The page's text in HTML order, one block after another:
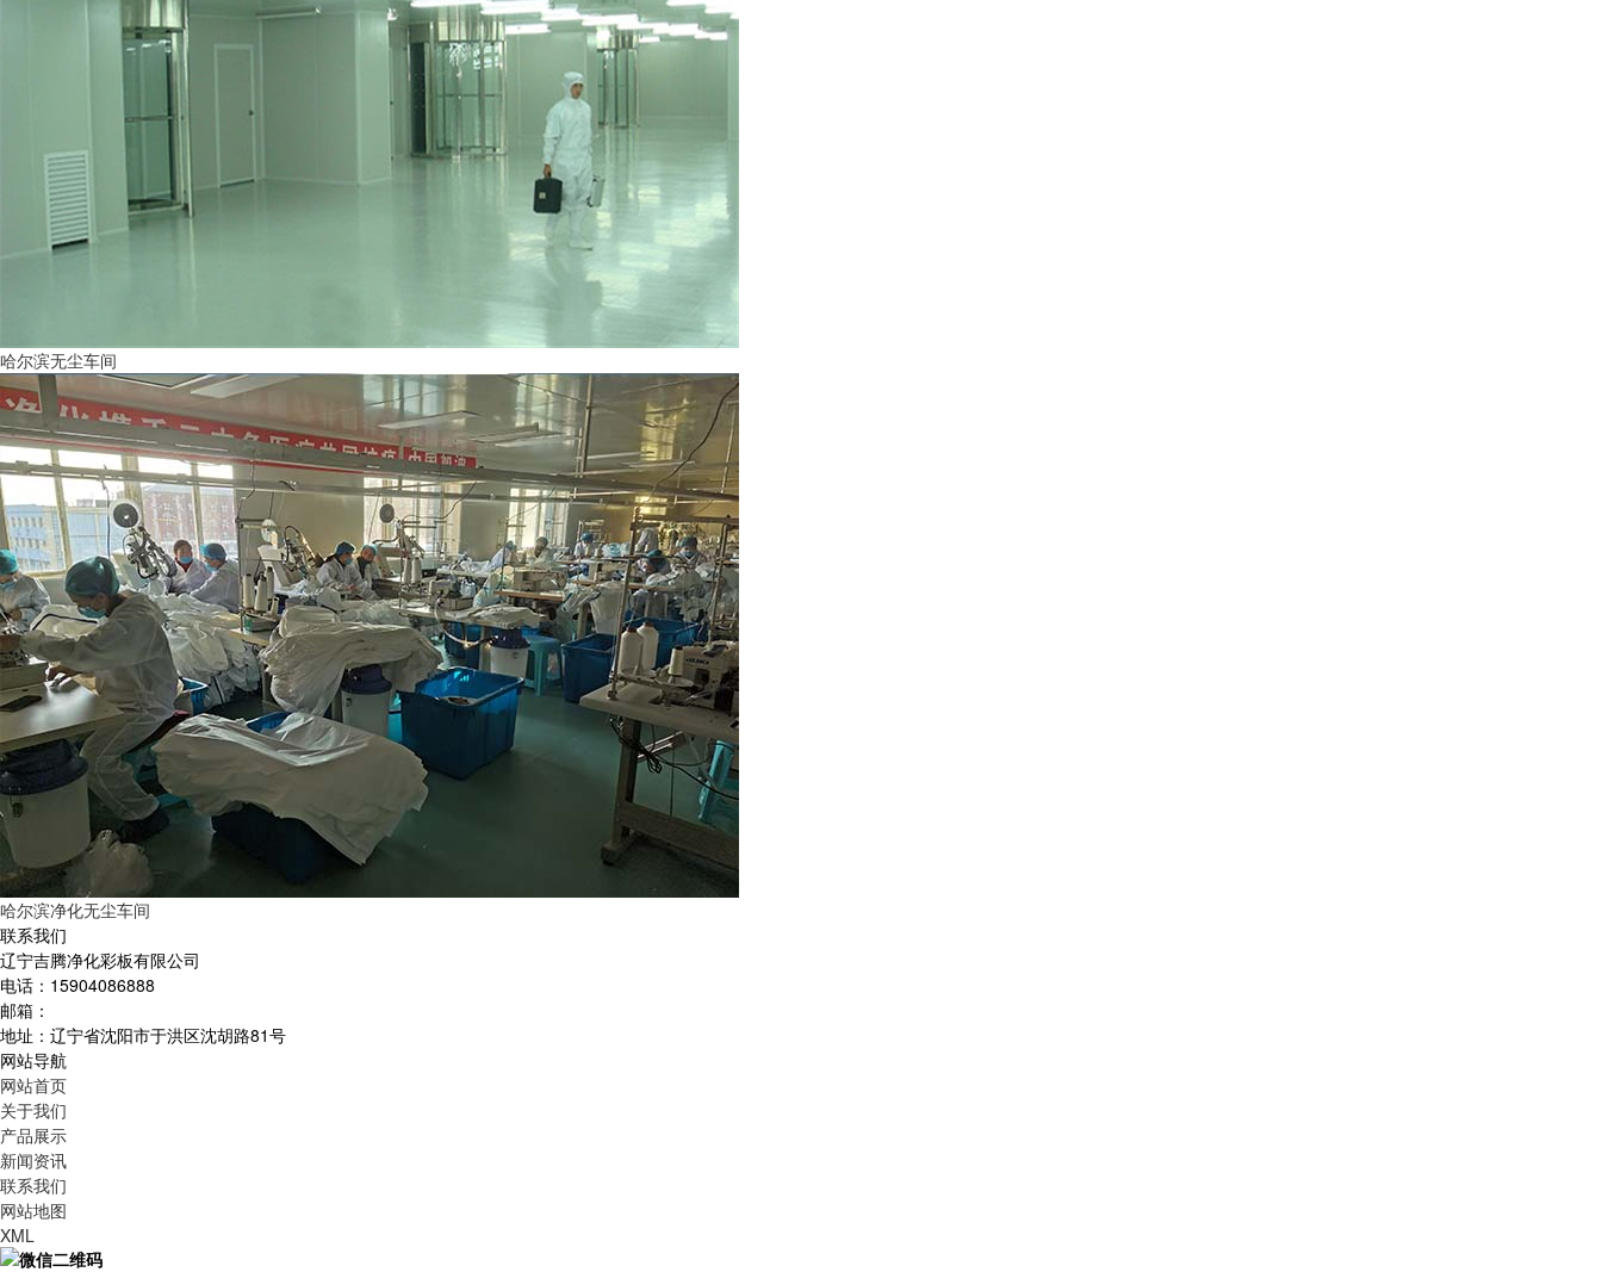
哈尔滨无尘车间
哈尔滨净化无尘车间
联系我们
辽宁吉腾净化彩板有限公司
电话：15904086888
邮箱：
地址：辽宁省沈阳市于洪区沈胡路81号
网站导航
网站首页
关于我们
产品展示
新闻资讯
联系我们
网站地图
XML